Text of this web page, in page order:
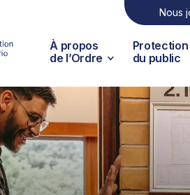
Nous
À propos
de l’Ordre
Protection
du public